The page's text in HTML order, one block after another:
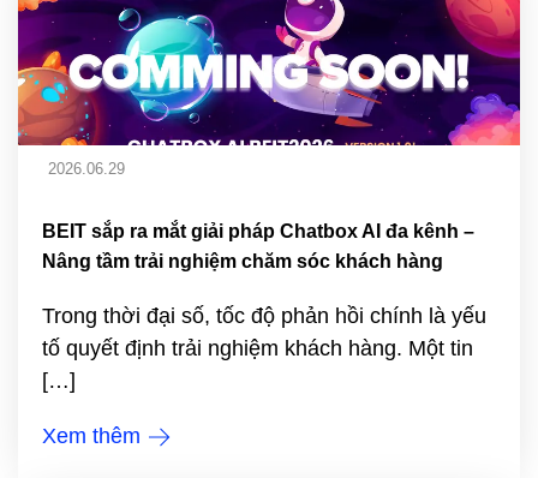
2026.06.29
BEIT sắp ra mắt giải pháp Chatbox AI đa kênh –
Nâng tầm trải nghiệm chăm sóc khách hàng
Trong thời đại số, tốc độ phản hồi chính là yếu
tố quyết định trải nghiệm khách hàng. Một tin
[…]
Xem thêm